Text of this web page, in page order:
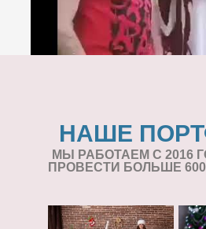
НАШЕ
МЫ РАБОТАЕМ С 2016
ПРОВЕСТИ БОЛЬШЕ